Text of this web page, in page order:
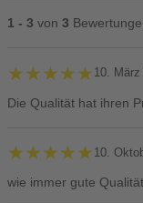
1 - 3 von 3
★★★★★
★★★★★ 10.
Die Qualität hat ihren
★★★★★
★★★★★ 10.
wie immer gute